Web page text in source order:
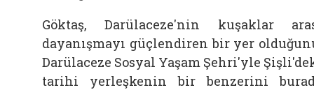
Göktaş, Darülaceze'nin kuşaklar
dayanışmayı güçlendiren bir yer
Darülaceze Sosyal Yaşam Şehri'yle
tarihi yerleşkenin bir benzerini